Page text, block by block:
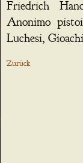
Friedrich
Anonimo
Luchesi,
Zurück